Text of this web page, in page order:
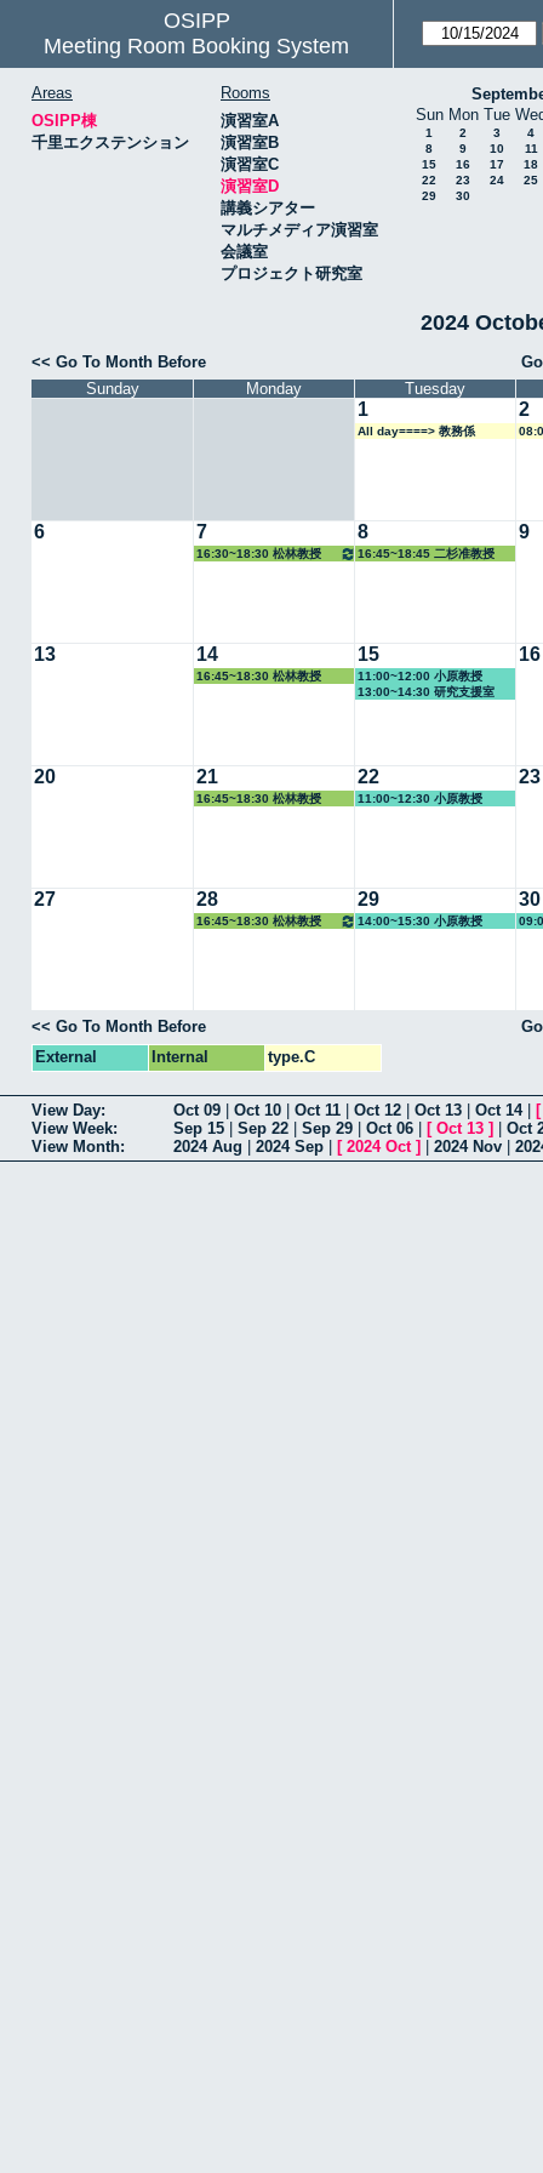
OSIPP
Meeting Room Booking System
Areas
OSIPP棟
千里エクステンション
Rooms
演習室A
演習室B
演習室C
演習室D
講義シアター
マルチメディア演習室
会議室
プロジェクト研究室
Sun Mon Tue
1 2 3
4
8
9 10
11
15
16 17
18
22
23 24
25
29
30
2024
<< Go To Month Before
Sunday
Monday Tuesday
1
All day====> 教務係
2
6 7
16:30~18:30 松林教授
8
16:45~18:45 二杉准教授
9
13 14
16:45~18:30 松林教授
15
11:00~12:00 小原教授
13:00~14:30 研究支援室
16
20 21
16:45~18:30 松林教授
22
11:00~12:30 小原教授
23
27 28
16:45~18:30 松林教授
29
14:00~15:30 小原教授
30
<< Go To Month Before
External
Internal type.C
View Day: Oct 09 Oct 10 Oct 11 Oct 12 Oct 13 Oct 14|
View Week:
Sep 15 Sep 22 Sep 29 Oct 06 [ Oct 13 ]
Oct
View Month:
2024 Aug 2024 Sep [ 2024 Oct ] 2024 Nov